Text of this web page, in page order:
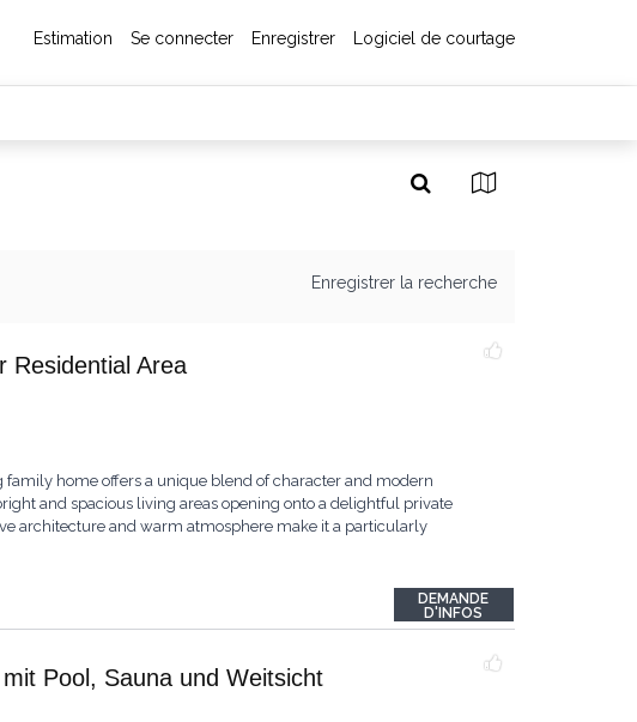
Estimation Se connecter Enregistrer Logiciel de courtage
Enregistrer la recherche
Residential Area
home offers a unique blend of character and modern
and spacious living areas opening onto a delightful private
architecture and warm atmosphere make it a particularly
DEMANDE
D'INFOS
Pool, Sauna und Weitsicht